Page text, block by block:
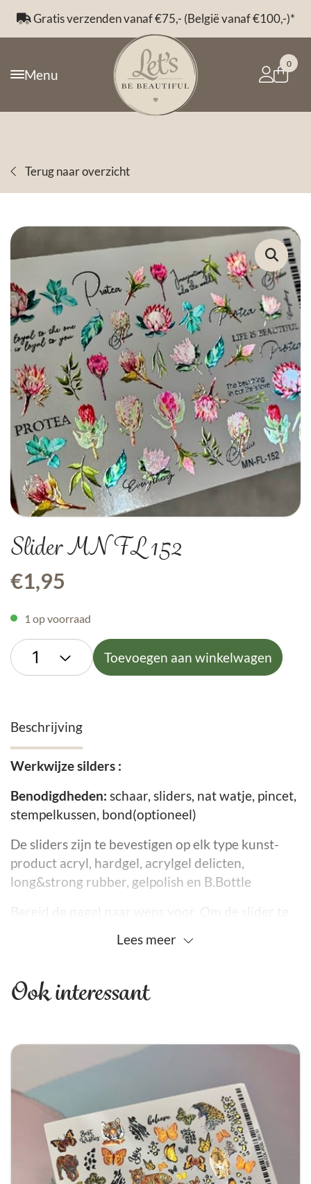
Gratis verzenden vanaf €75,- (België vanaf €100,-)*
Menu
0
Terug naar overzicht
Slider MN FL 152
€1,95
1 op voorraad
Toevoegen aan winkelwagen
Beschrijving
Werkwijze silders :
Benodigdheden: schaar, sliders, nat watje, pincet,
stempelkussen, bond(optioneel)
De sliders zijn te bevestigen op elk type kunst-
product acryl, hardgel, acrylgel delicten,
long&strong rubber, gelpolish en B.Bottle
Bereid de nagel naar wens voor. Om de slider te
gewenste nagels met een dun laagje basecoat of
Knip de gekozen slider uit, netjes rondom het
de slider met een pincet van het watje. Leg de
slider met het plaatje op het stempel kussen. Als
het mooi ligt kan je het karton er afschuiven. Op
deze manier kan je netjes, strak de slider
stempelen/leggen op de nagel. Als er te ruim
geknipt is, kan het plastic overschot weg
gesmolten worden met de bond.
Lees meer
Ook interessant